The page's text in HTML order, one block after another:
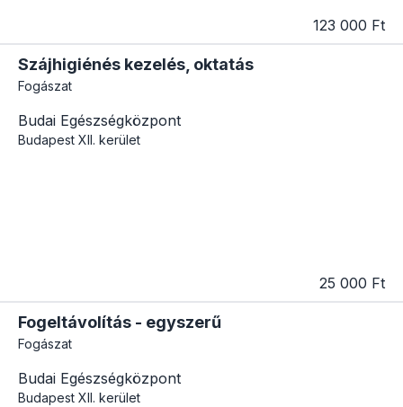
123 000 Ft
Szájhigiénés kezelés, oktatás
Fogászat
Budai Egészségközpont
Budapest XII. kerület
25 000 Ft
Fogeltávolítás - egyszerű
Fogászat
Budai Egészségközpont
Budapest XII. kerület